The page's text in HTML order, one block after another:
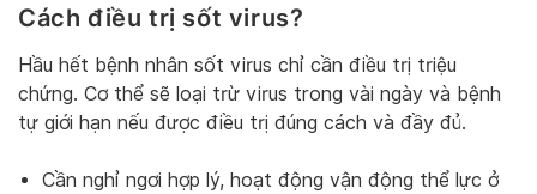
Cách điều trị sốt virus?
Hầu hết bệnh nhân sốt virus chỉ cần điều trị triệu
chứng. Cơ thể sẽ loại trừ virus trong vài ngày và bệnh
tự giới hạn nếu được điều trị đúng cách và đầy đủ.
Cần nghỉ ngơi hợp lý, hoạt động vận động thể lực ở